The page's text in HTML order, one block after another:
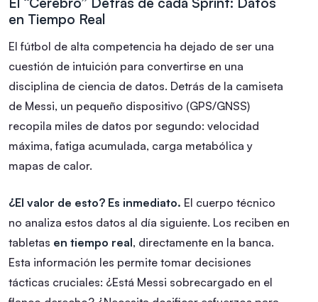
en Tiempo Real
El fútbol de alta competencia ha dejado de ser una
cuestión de intuición para convertirse en una
disciplina de ciencia de datos. Detrás de la camiseta
de Messi, un pequeño dispositivo (GPS/GNSS)
recopila miles de datos por segundo: velocidad
máxima, fatiga acumulada, carga metabólica y
mapas de calor.
¿El valor de esto? Es inmediato. El cuerpo técnico
no analiza estos datos al día siguiente. Los reciben en
tabletas en tiempo real, directamente en la banca.
Esta información les permite tomar decisiones
tácticas cruciales: ¿Está Messi sobrecargado en el